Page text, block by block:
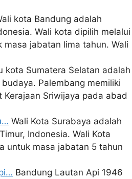
kota Bandung adalah
Wali kota dipilih melalui
jabatan lima tahun. Wali
kota Sumatera Selatan adalah
Palembang memiliki
Sriwijaya pada abad
Wali Kota Surabaya adalah
Indonesia. Wali Kota
untuk masa jabatan 5 tahun
Bandung Lautan Api 1946